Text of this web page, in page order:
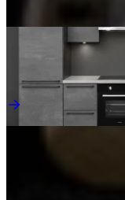
Ontdek meer
Actie Keuken Evy 114
€ 4.995,-
Direct leverbaar